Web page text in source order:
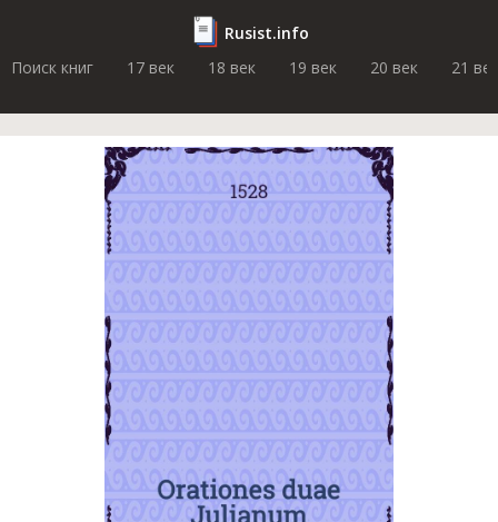
Rusist.info
Поиск книг
17 век 18 век 19 век 20 век 21 век